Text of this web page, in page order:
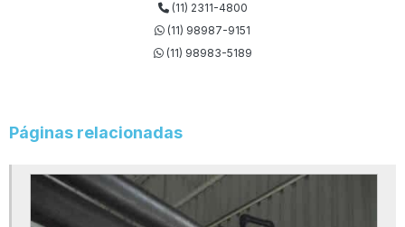
Carvão ativado para água potável
Crepina para filtro de carvão
Crepinas para filtros
Equipamento de osmose reversa
(11) 2311-4800
(11) 98987-9151
(11) 98983-5189
Páginas relacionadas